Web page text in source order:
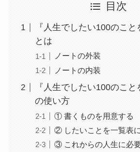
目次
『人生でしたい100のこと
とは
ノートの外装
ノートの内装
『人生でしたい100のこと
の使い方
① 書くものを用意する
② したいことを一覧表
③ これからの人生に必